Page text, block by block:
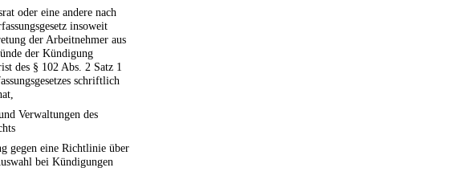
oder eine andere nach
insoweit
der Arbeitnehmer aus
der Kündigung
des § 102 Abs. 2 Satz 1
schriftlich
Verwaltungen des
gegen eine Richtlinie über
bei Kündigungen